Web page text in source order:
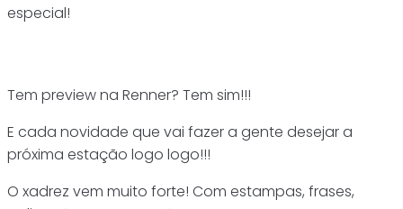
especial!
Tem preview na Renner? Tem sim!!!
E cada novidade que vai fazer a gente desejar a
próxima estação logo logo!!!
O xadrez vem muito forte! Com estampas, frases,